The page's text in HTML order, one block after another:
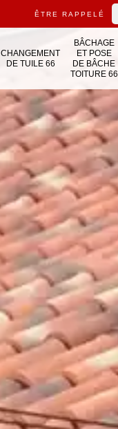
ÊTRE RAPPELÉ
CHANGEMENT
DE TUILE 66
BÂCHAGE
ET POSE
DE BÂCHE
TOITURE 66